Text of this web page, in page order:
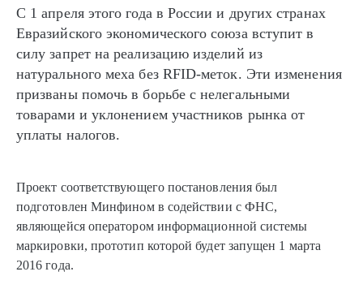
С 1 апреля этого года в России и других странах
Евразийского экономического союза вступит в
силу запрет на реализацию изделий из
натурального меха без RFID-меток. Эти изменения
призваны помочь в борьбе с нелегальными
товарами и уклонением участников рынка от
уплаты налогов.
Проект соответствующего постановления был
подготовлен Минфином в содействии с ФНС,
являющейся оператором информационной системы
маркировки, прототип которой будет запущен 1 марта
2016 года.